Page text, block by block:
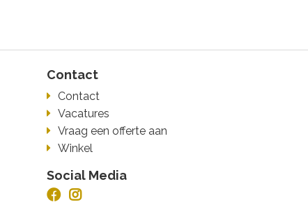
Contact
Contact
Vacatures
Vraag een offerte aan
Winkel
Social Media